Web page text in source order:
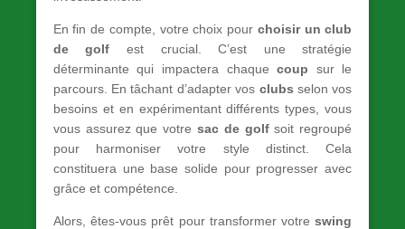
En fin de compte, votre choix pour choisir un club
de golf est crucial. C’est une stratégie
déterminante qui impactera chaquecoup sur le
parcours. En tâchant d’adapter vos clubs selon vos
besoins et en expérimentant différents types, vous
vous assurez que votre sac de golfsoit regroupé
pour harmoniser votre style distinct. Cela
constituera une base solide pour progresser avec
grâce et compétence.
Alors, êtes-vous prêt pour transformer votreswing